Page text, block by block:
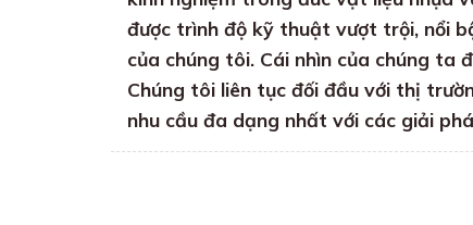
được trình độ kỹ thuật vượt trội, nổi
của chúng tôi. Cái nhìn của chúng ta
Chúng tôi liên tục đối đầu với thị
nhu cầu đa dạng nhất với các giải